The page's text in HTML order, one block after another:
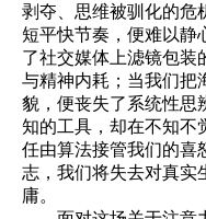
剥夺、思维被驯化的危
短平快节奏，便难以静
了社交媒体上滤镜包装
与精神内耗；当我们把
貌，便丧失了系统性思
知的工具，却在不知不
任由算法接管我们的喜
志，我们将失去对真实
庸。